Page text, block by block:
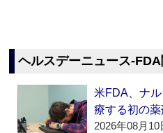
ヘルスデーニュース‐FDA
米FDA、ナ
療する初の
2026年08月10